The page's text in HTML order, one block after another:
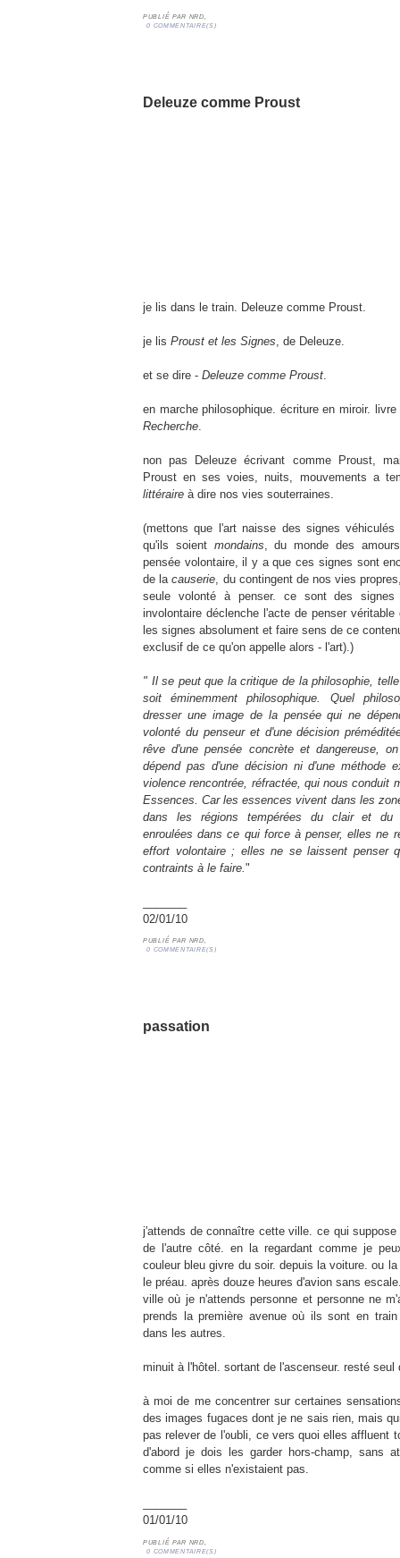
PUBLIÉ PAR NRD,
0 COMMENTAIRE(S)
Deleuze comme Proust
je lis dans le train. Deleuze comme Proust.
je lis Proust et les Signes, de Deleuze.
et se dire - Deleuze comme Proust.
en marche philosophique. écriture en miroir.
Recherche.
non pas Deleuze écrivant comme Proust,
Proust en ses voies, nuits, mouvements a
littéraire à dire nos vies souterraines.
(mettons que l'art naisse des signes
qu'ils soient mondains, du monde des
pensée volontaire, il y a que ces signes sont
de lacauserie, du contingent de nos vies
seule volonté à penser. ce sont des
involontaire déclenche l'acte de penser
les signes absolument et faire sens de ce
exclusif de ce qu'on appelle alors - l'art).)
" Il se peut que la critique de la philosophie,
soit éminemment philosophique. Quel
dresser une image de la pensée qui ne
volonté du penseur et d'une décision
rêve d'une pensée concrète et dangereuse,
dépend pas d'une décision ni d'une méthode
violence rencontrée, réfractée, qui nous conduit
Essences. Car les essences vivent dans les
dans les régions tempérées du clair et du
enroulées dans ce qui force à penser, elles ne
effort volontaire ; elles ne se laissent penser
contraints à le faire."
02/01/10
PUBLIÉ PAR NRD,
0 COMMENTAIRE(S)
passation
j'attends de connaître cette ville. ce qui
de l'autre côté. en la regardant comme je
couleur bleu givre du soir. depuis la voiture. ou
le préau. après douze heures d'avion sans
ville où je n'attends personne et personne ne
prends la première avenue où ils sont en
dans les autres.
minuit à l'hôtel. sortant de l'ascenseur. resté seul
à moi de me concentrer sur certaines
des images fugaces dont je ne sais rien, mais
pas relever de l'oubli, ce vers quoi elles affluent
d'abord je dois les garder hors-champ, sans
comme si elles n'existaient pas.
01/01/10
PUBLIÉ PAR NRD,
0 COMMENTAIRE(S)